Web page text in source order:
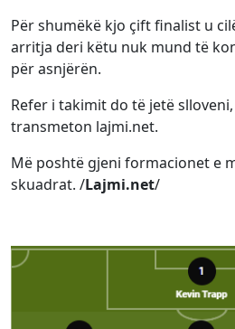
Për shumëkë kjo çift finalist u
arritja deri këtu nuk mund të
për asnjërën.
Refer i takimit do të jetë slloveni,
transmeton lajmi.net.
Më poshtë gjeni formacionet e
skuadrat. /Lajmi.net/